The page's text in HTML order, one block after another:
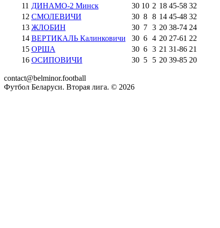
11 ДИНАМО-2 Минск 30 10 2 18 45-58 32
12 СМОЛЕВИЧИ 30 8 8 14 45-48 32
13 ЖЛОБИН 30 7 3 20 38-74 24
14 ВЕРТИКАЛЬ Калинковичи 30 6 4 20 27-61 22
15 ОРША 30 6 3 21 31-86 21
16 ОСИПОВИЧИ 30 5 5 20 39-85 20
contact@belminor.football
Футбол Беларуси. Вторая лига. © 2026